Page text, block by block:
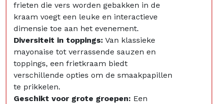
frieten die vers worden gebakken in de
kraam voegt een leuke en interactieve
dimensie toe aan het evenement.
Diversiteit in toppings: Van klassieke
mayonaise tot verrassende sauzen en
toppings, een frietkraam biedt
verschillende opties om de smaakpapillen
te prikkelen.
Geschikt voor grote groepen: Een